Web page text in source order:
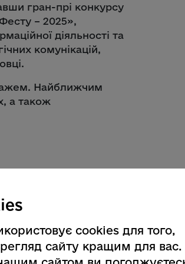
гран-прі конкурсу
– 2025»,
діяльності та
комунікацій,
Найближчим
а також
cookies для того,
сайту кращим для вас.